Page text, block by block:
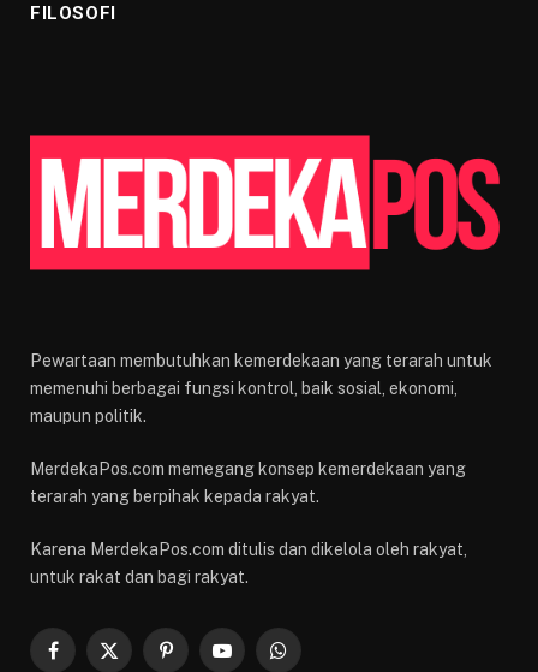
FILOSOFI
Pewartaan membutuhkan kemerdekaan yang terarah untuk
memenuhi berbagai fungsi kontrol, baik sosial, ekonomi,
maupun politik.
MerdekaPos.com memegang konsep kemerdekaan yang
terarah yang berpihak kepada rakyat.
Karena MerdekaPos.com ditulis dan dikelola oleh rakyat,
untuk rakat dan bagi rakyat.
Facebook
X
PinterestYouTubeWhatsApp